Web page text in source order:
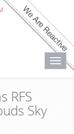
RFS
Sky